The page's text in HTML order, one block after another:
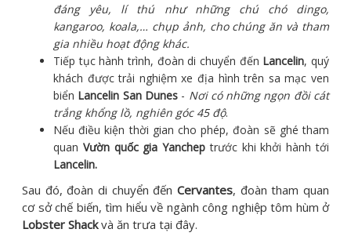
đáng yêu, lí thú như những chú chó dingo,
kangaroo, koala,… chụp ảnh, cho chúng ăn và tham
gia nhiều hoạt động khác.
Tiếp tục hành trình, đoàn di chuyển đến Lancelin, quý
khách được trải nghiệm xe địa hình trên sa mạc ven
biển Lancelin San Dunes- Nơi có những ngọn đồi cát
trắng khổng lồ, nghiên góc 45 độ.
Nếu điều kiện thời gian cho phép, đoàn sẽ ghé tham
quan Vườn quốc gia Yancheptrước khi khởi hành tới
Lancelin.
Sau đó, đoàn di chuyển đến Cervantes, đoàn tham quan
cơ sở chế biến, tìm hiểu về ngành công nghiệp tôm hùm ở
Lobster Shackvà ăn trưa tại đây.